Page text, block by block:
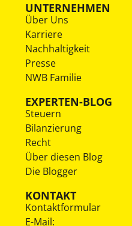
UNTERNEHMEN
Über Uns
Karriere
Nachhaltigkeit
Presse
NWB Familie
EXPERTEN-BLOG
Steuern
Bilanzierung
Recht
Über diesen Blog
Die Blogger
KONTAKT
Kontaktformular
E-Mail: